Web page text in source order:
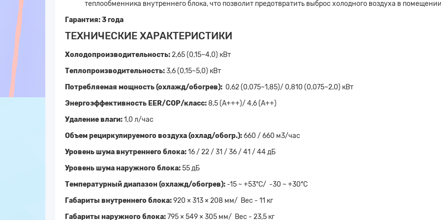
теплообменника внутреннего блока, что позволит предотвратить выброс холодного воздуха в
Гарантия:3 года
ТЕХНИЧЕСКИЕ ХАРАКТЕРИСТИКИ
Холодопроизводительность:2,65 (0,15~4,0) кВт
Теплопроизводительность:3,6 (0,15~5,0) кВт
Потребляемая мощность (охлажд/обогрев): 0,62 (0,075~1,85)/ 0,810 (0,075~2,0) кВт
Энергоэффективность EER/СОР/класс:8,5 (А+++)/ 4,6 (А++)
Удаление влаги:1,0 л/час
Объем рециркулируемого воздуха (охлад/обогр.):660 / 660 м3/час
Уровень шума внутреннего блока:16 / 22 / 31 / 36 / 41 / 44 дБ
Уровень шума наружного блока:55 дБ
Температурный диапазон (охлажд/обогрев): -15 ~ +53°C/ -30 ~ +30°C
Габариты внутреннего блока:920 × 313 × 208 мм/ Вес - 11 кг
Габариты наружного блока:795 × 549 × 305 мм/ Вес - 23,5 кг